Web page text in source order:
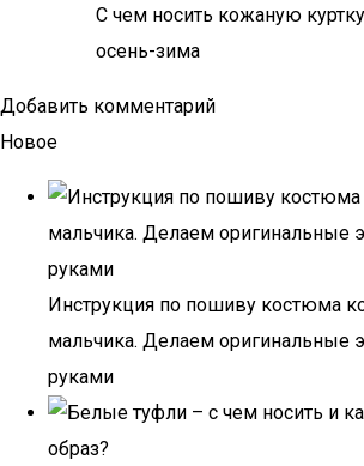
С чем носить кожаную
осень-зима
Добавить комментарий
Новое
Инструкция по пошиву костюма
мальчика. Делаем оригинальные
руками